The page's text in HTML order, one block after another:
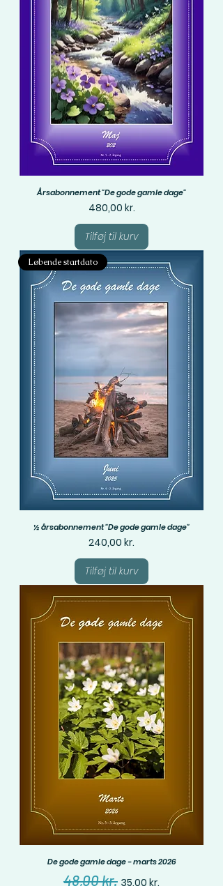
Årsabonnement "De gode gamle dage"
Pris
480,00 kr.
Tilføj til kurv
Løbende startdato
½ årsabonnement "De gode gamle dage"
Pris
240,00 kr.
Tilføj til kurv
De gode gamle dage - marts 2026
Regulær pris
48,00 kr. Salgspris
35,00 kr.